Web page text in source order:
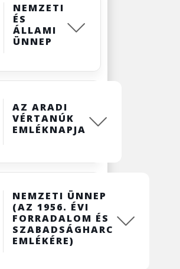
NEMZETI
ÉS
ÁLLAMI
ÜNNEP
AZ ARADI
VÉRTANÚK
EMLÉKNAPJA
NEMZETI ÜNNEP
(AZ 1956. ÉVI
FORRADALOM ÉS
SZABADSÁGHARC
EMLÉKÉRE)